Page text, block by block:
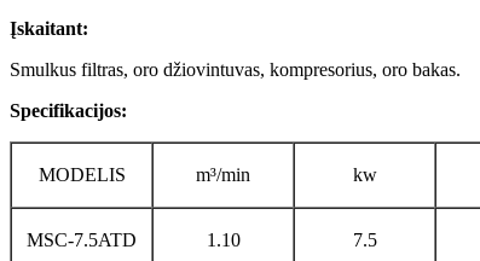
Įskaitant:
Smulkus filtras, oro džiovintuvas, kompresorius, oro bakas.
Specifikacijos:
MODELIS m³/min kw
MSC-7.5ATD 1.10 7.5